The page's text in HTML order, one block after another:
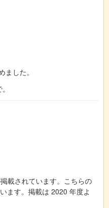
した。
載されています。こちらの
ます。掲載は 2020 年度よ